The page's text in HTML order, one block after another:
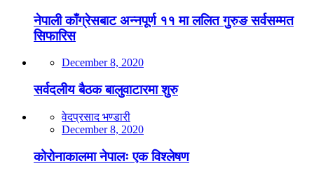
नेपाली काँग्रेसबाट अन्नपूर्ण ११ मा ललित गुरुङ सर्वसम्मत
सिफारिस
December 8, 2020
सर्वदलीय बैठक बालुवाटारमा शुरु
वेदप्रसाद भण्डारी
December 8, 2020
कोरोनाकालमा नेपालः एक विश्लेषण